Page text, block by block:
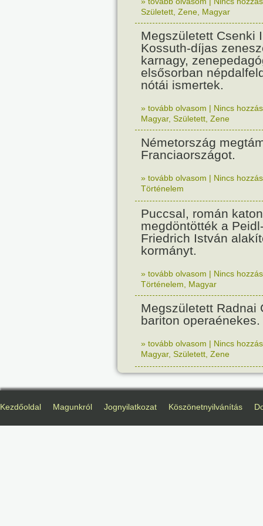
Született Zene Magyar
Megszületett Csenki
Kossuth-díjas
karnagy,
elsősorban
nótái ismertek.
» tovább olvasom | Nincs
Magyar, Született Zene
Németország
Franciaországot.
» tovább olvasom | Nincs
Történelem
Puccsal, román
megdöntötték a
Friedrich István
kormányt.
» tovább olvasom | Nincs
Történelem
Magyar
Megszületett Radnai
bariton operaénekes.
» tovább olvasom | Nincs
Magyar, Született Zene
Kezdőoldal Magunkról Jognyilatkozat Köszönetnyilvánítás